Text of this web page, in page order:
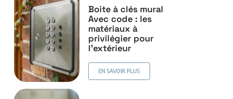
Boite à clés mural
Avec code : les
matériaux à
privilégier pour
l’extérieur
EN SAVOIR PLUS